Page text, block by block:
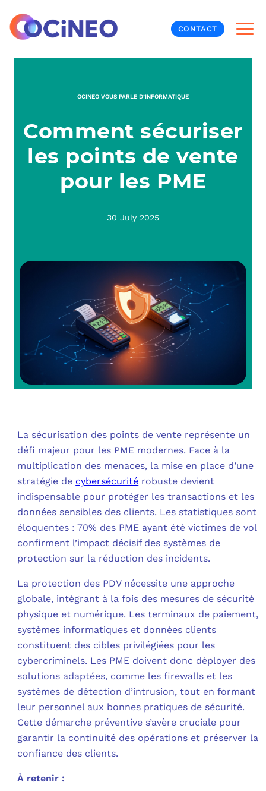
CONTACT
OCINEO VOUS PARLE D’INFORMATIQUE
Comment sécuriser
les points de vente
pour les PME
30 July 2025
La sécurisation des points de vente représente un
défi majeur pour les PME modernes. Face à la
multiplication des menaces, la mise en place d’une
stratégie de cybersécurité robuste devient
indispensable pour protéger les transactions et les
données sensibles des clients. Les statistiques sont
éloquentes : 70% des PME ayant été victimes de vol
confirment l’impact décisif des systèmes de
protection sur la réduction des incidents.
La protection des PDV nécessite une approche
globale, intégrant à la fois des mesures de sécurité
physique et numérique. Les terminaux de paiement,
systèmes informatiques et données clients
constituent des cibles privilégiées pour les
cybercriminels. Les PME doivent donc déployer des
solutions adaptées, comme les firewalls et les
systèmes de détection d’intrusion, tout en formant
leur personnel aux bonnes pratiques de sécurité.
Cette démarche préventive s’avère cruciale pour
garantir la continuité des opérations et préserver la
confiance des clients.
À retenir :